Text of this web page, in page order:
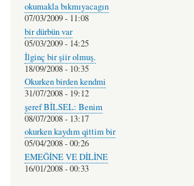
okumakla bıkmıyacagın
07/03/2009 - 11:08
bir dürbün var
05/03/2009 - 14:25
İlginç bir şiir olmuş.
18/09/2008 - 10:35
Okurken birden kendmi
31/07/2008 - 19:12
şeref BİLSEL: Benim
08/07/2008 - 13:17
okurken kaydım qittim bir
05/04/2008 - 00:26
EMEĞİNE VE DİLİNE
16/01/2008 - 00:33